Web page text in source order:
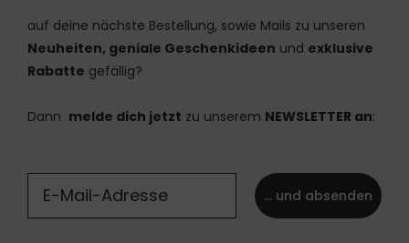
auf deine nächste Bestellung, sowie Mails zu unseren
Neuheiten, geniale Geschenkideen und exklusive
Rabatte gefällig?
Dann melde dich jetzt zu unserem NEWSLETTER an:
... und absenden